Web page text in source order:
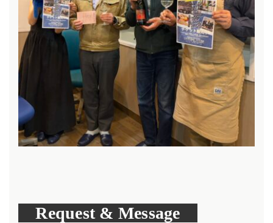
Request & Message